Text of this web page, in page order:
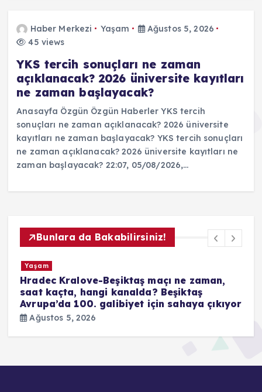
Haber Merkezi Yaşam
Ağustos 5, 2026
45 views
YKS tercih sonuçları ne zaman
açıklanacak? 2026 üniversite kayıtları
ne zaman başlayacak?
Anasayfa Özgün Özgün Haberler YKS tercih
sonuçları ne zaman açıklanacak? 2026 üniversite
kayıtları ne zaman başlayacak? YKS tercih sonuçları
ne zaman açıklanacak? 2026 üniversite kayıtları ne
zaman başlayacak? 22:07, 05/08/2026,…
Bunlara da Bakabilirsiniz!
Yaşam
Instagram çöktü mü, neden açılmıyor? 5
Ağustos Akış yenilenemedi hatasında son
durum
Ağustos 5, 2026